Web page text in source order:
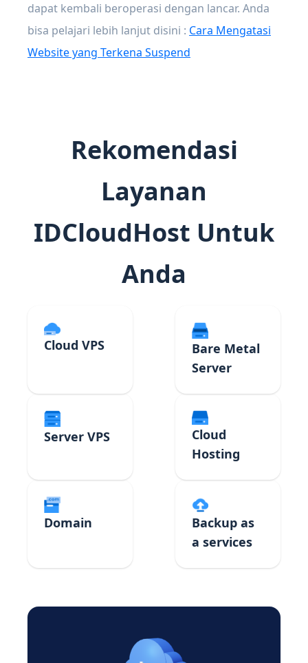
dapat kembali beroperasi dengan lancar. Anda
bisa pelajari lebih lanjut disini : Cara Mengatasi
Website yang Terkena Suspend
Rekomendasi
Layanan
IDCloudHost Untuk
Anda
Cloud VPS
Bare Metal
Server
Server VPS
Cloud
Hosting
Domain
Backup as
a services